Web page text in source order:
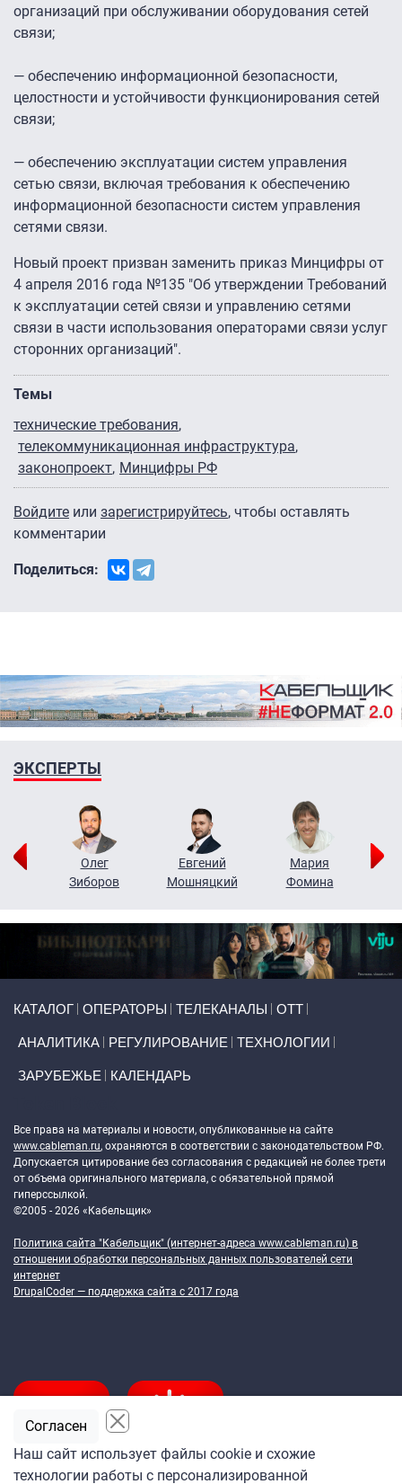
организаций при обслуживании оборудования сетей
связи;
— обеспечению информационной безопасности,
целостности и устойчивости функционирования сетей
связи;
— обеспечению эксплуатации систем управления
сетью связи, включая требования к обеспечению
информационной безопасности систем управления
сетями связи.
Новый проект призван заменить приказ Минцифры от
4 апреля 2016 года №135 "Об утверждении Требований
к эксплуатации сетей связи и управлению сетями
связи в части использования операторами связи услуг
сторонних организаций".
Темы
технические требования
телекоммуникационная инфраструктура
законопроект Минцифры РФ
Войдите или зарегистрируйтесь, чтобы оставлять
комментарии
Поделиться:
ЭКСПЕРТЫ
Олег
Зиборов
Евгений
Мошняцкий
Мария
Фомина
КАТАЛОГ ОПЕРАТОРЫ ТЕЛЕКАНАЛЫ ОТТ
АНАЛИТИКА РЕГУЛИРОВАНИЕ ТЕХНОЛОГИИ
ЗАРУБЕЖЬЕ КАЛЕНДАРЬ
Все права на материалы и новости, опубликованные на сайте
www.cableman.ru, охраняются в соответствии с законодательством РФ.
Допускается цитирование без согласования с редакцией не более трети
от объема оригинального материала, с обязательной прямой
гиперссылкой.
©2005 - 2026 «Кабельщик»
Политика сайта "Кабельщик" (интернет-адреса www.cableman.ru) в
отношении обработки персональных данных пользователей сети
интернет
DrupalCoder — поддержка сайта c 2017 года
Наш сайт использует файлы cookie и схожие
технологии работы с персонализированной
Согласен